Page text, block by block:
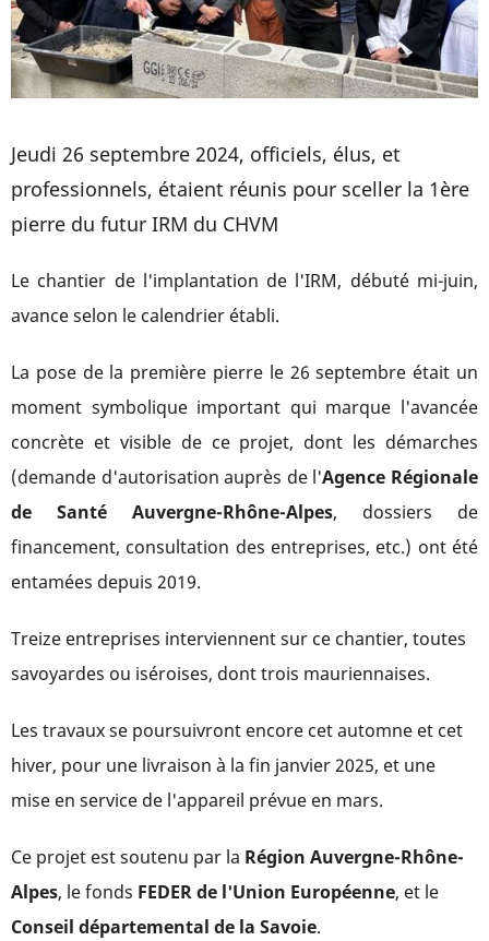
Jeudi 26 septembre 2024, officiels, élus, et
professionnels, étaient réunis pour sceller la 1ère
pierre du futur IRM du CHVM
Le chantier de l'implantation de l'IRM, débuté mi-juin,
avance selon le calendrier établi.
La pose de la première pierre le 26 septembre était un
moment symbolique important qui marque l'avancée
concrète et visible de ce projet, dont les démarches
(demande d'autorisation auprès de l'Agence Régionale
de Santé Auvergne-Rhône-Alpes, dossiers de
financement, consultation des entreprises, etc.) ont été
entamées depuis 2019.
Treize entreprises interviennent sur ce chantier, toutes
savoyardes ou iséroises, dont trois mauriennaises.
Les travaux se poursuivront encore cet automne et cet
hiver, pour une livraison à la fin janvier 2025, et une
mise en service de l'appareil prévue en mars.
Ce projet est soutenu par la Région Auvergne-Rhône-
Alpes, le fonds FEDER de l'Union Européenne, et le
Conseil départemental de la Savoie.